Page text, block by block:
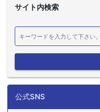
サイト内検索
公式SNS